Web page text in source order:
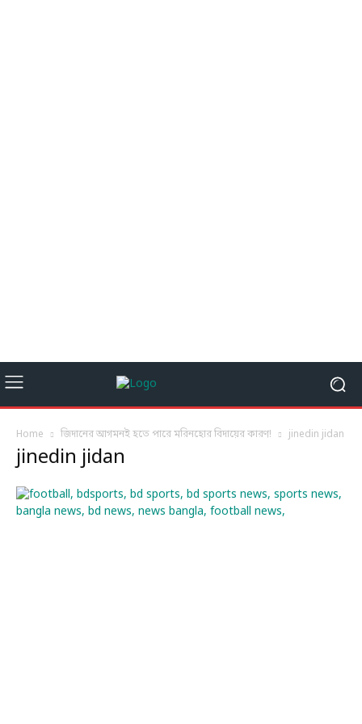
Home জিদানের আগমনই হতে পারে মরিনহোর বিদায়ের কারণ! jinedin jidan
jinedin jidan